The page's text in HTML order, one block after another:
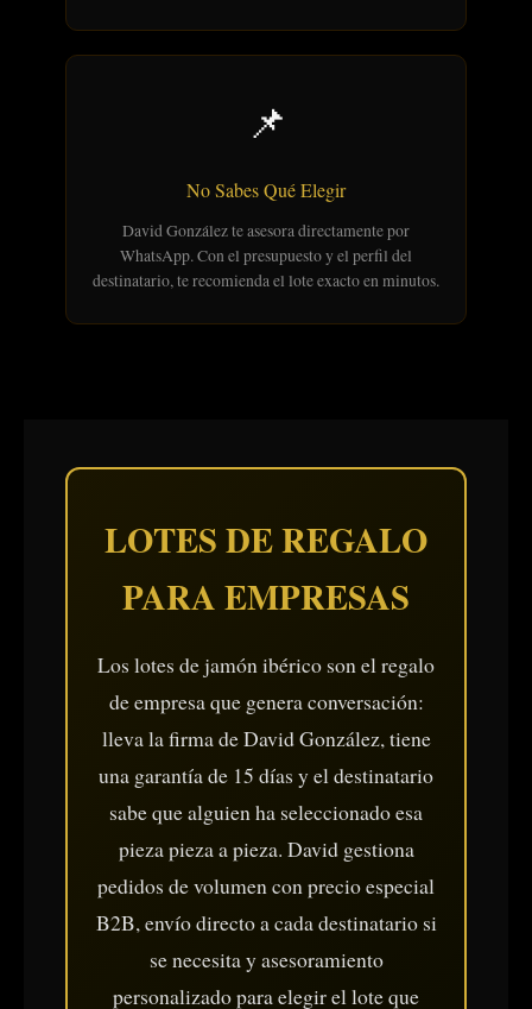
📌
No Sabes Qué Elegir
David González te asesora directamente por
WhatsApp. Con el presupuesto y el perfil del
destinatario, te recomienda el lote exacto en minutos.
LOTES DE REGALO
PARA EMPRESAS
Los lotes de jamón ibérico son el regalo
de empresa que genera conversación:
lleva la firma de David González, tiene
una garantía de 15 días y el destinatario
sabe que alguien ha seleccionado esa
pieza pieza a pieza. David gestiona
pedidos de volumen con precio especial
B2B, envío directo a cada destinatario si
se necesita y asesoramiento
personalizado para elegir el lote que